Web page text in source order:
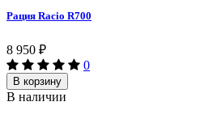
Рация Racio R700
8 950 ₽
0
В корзину
В наличии